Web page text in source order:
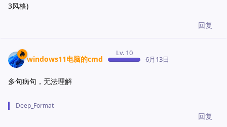
3风格)
回复
windows11电脑的cmd
Lv. 10
6月13日
多句病句，无法理解
Deep_Format
回复